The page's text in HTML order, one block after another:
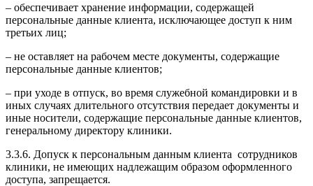
– обеспечивает хранение информации, содержащей
персональные данные клиента, исключающее доступ к ним
третьих лиц;
– не оставляет на рабочем месте документы, содержащие
персональные данные клиентов;
– при уходе в отпуск, во время служебной командировки и в
иных случаях длительного отсутствия передает документы и
иные носители, содержащие персональные данные клиентов,
генеральному директору клиники.
3.3.6. Допуск к персональным данным клиента сотрудников
клиники, не имеющих надлежащим образом оформленного
доступа, запрещается.